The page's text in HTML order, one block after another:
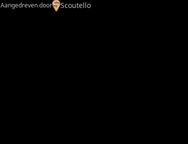
Aangedreven door Scoutello